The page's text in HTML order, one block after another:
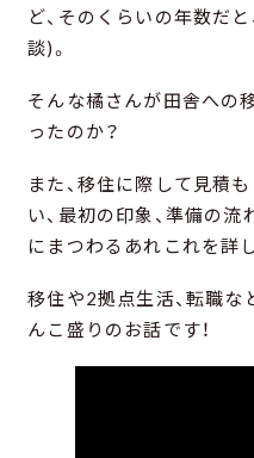
ど、そのくらいの年数だ
談)。
そんな橘さんが田舎への
ったのか？
また、移住に際して見積
い、最初の印象、準備の流
にまつわるあれこれを詳
移住や2拠点生活、転職な
んこ盛りのお話です！